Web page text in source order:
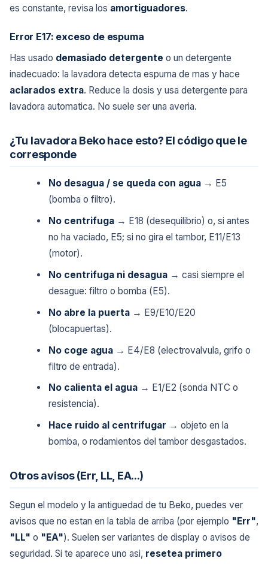
es constante, revisa los amortiguadores.
Error E17: exceso de espuma
Has usado demasiado detergente o un detergente
inadecuado: la lavadora detecta espuma de mas y hace
aclarados extra. Reduce la dosis y usa detergente para
lavadora automatica. No suele ser una averia.
¿Tu lavadora Beko hace esto? El código que le
corresponde
No desagua / se queda con agua → E5
(bomba o filtro).
No centrifuga → E18 (desequilibrio) o, si antes
no ha vaciado, E5; si no gira el tambor, E11/E13
(motor).
No centrifuga ni desagua → casi siempre el
desague: filtro o bomba (E5).
No abre la puerta → E9/E10/E20
(blocapuertas).
No coge agua → E4/E8 (electrovalvula, grifo o
filtro de entrada).
No calienta el agua → E1/E2 (sonda NTC o
resistencia).
Hace ruido al centrifugar → objeto en la
bomba, o rodamientos del tambor desgastados.
Otros avisos (Err, LL, EA...)
Segun el modelo y la antiguedad de tu Beko, puedes ver
avisos que no estan en la tabla de arriba (por ejemplo "Err",
"LL" o "EA"). Suelen ser variantes de display o avisos de
seguridad. Si te aparece uno asi, resetea primero